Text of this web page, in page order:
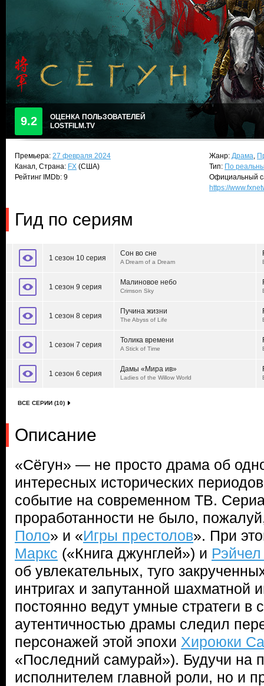
9.2
ОЦЕНКА ПОЛЬЗОВАТЕЛЕЙ
LOSTFILM.TV
Премьера: 27 февраля 2024
Канал, Страна: FX (США)
Рейтинг IMDb: 9
Жанр: Драма,
Тип: По
Официальный
https://
Гид по сериям
1 сезон 10 серия
Сон во сне
A Dream of a Dream
1 сезон 9 серия
Малиновое небо
Crimson Sky
1 сезон 8 серия
Пучина жизни
The Abyss of Life
1 сезон 7 серия
Толика времени
A Stick of Time
1 сезон 6 серия
Дамы «Мира ив»
Ladies of the Willow World
ВСЕ СЕРИИ (10)
Описание
«Сёгун» — не просто драма об
интересных исторических
событие на современном ТВ.
проработанности не было,
Поло» и «Игры престолов». При
Маркс («Книга джунглей») и
об увлекательных, туго
интригах и запутанной шахматной
постоянно ведут умные стратеги в
аутентичностью драмы следил
персонажей этой эпохи Хироюки
«Последний самурай»). Будучи на
исполнителем главной роли, но и